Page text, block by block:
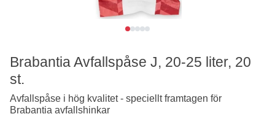
Brabantia Avfallspåse J, 20-25 liter, 20
st.
Avfallspåse i hög kvalitet - speciellt framtagen för
Brabantia avfallshinkar